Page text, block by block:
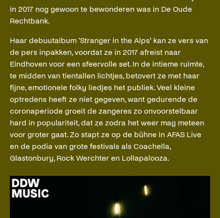
in 2017 nog gewoon te bewonderen was in De Oude
Rechtbank.
Haar debuutalbum 'Stranger in the Alps' kan ze vers van
de pers inpakken, voordat ze in 2017 afreist naar
Eindhoven voor een sfeervolle set. In de intieme ruimte,
te midden van tientallen lichtjes, betovert ze met haar
fijne, emotionele folky liedjes het publiek. Veel kleine
optredens heeft ze niet gegeven, want gedurende de
coronaperiode groeit de zangeres zo onvoorstelbaar
hard in populariteit, dat ze zodra het weer mag meteen
voor groter gaat. Zo stapt ze op de bühne in AFAS Live
en de podia van grote festivals als Coachella,
Glastonbury, Rock Werchter en Lollapalooza.